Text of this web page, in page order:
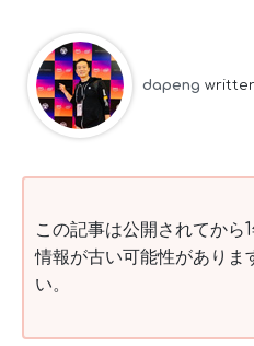
dapeng
この記事は公開されてから
情報が古い可能性がありま
い。